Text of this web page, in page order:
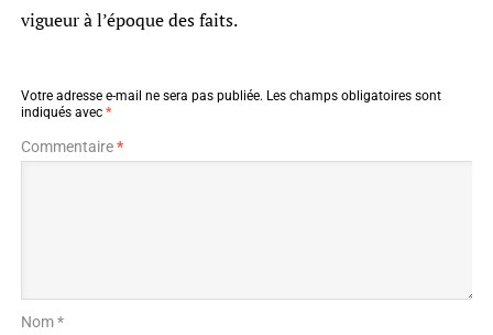
vigueur à l’époque des faits.
Votre adresse e-mail ne sera pas publiée. Les champs obligatoires sont
indiqués avec *
Commentaire*
Nom *